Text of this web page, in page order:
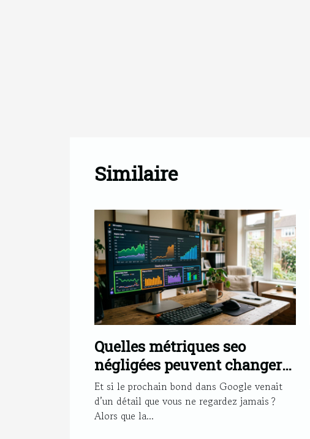
Similaire
Quelles métriques seo
négligées peuvent changer
le classement d’un site
Et si le prochain bond dans Google venait
d’un détail que vous ne regardez jamais ?
Alors que la...